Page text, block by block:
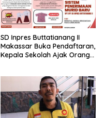
SD Inpres Buttatianang II
Makassar Buka Pendaftaran,
Kepala Sekolah Ajak Orang